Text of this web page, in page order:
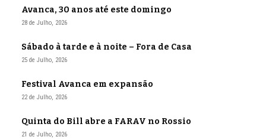
Avanca, 30 anos até este domingo
28 de Julho, 2026
Sábado à tarde e à noite – Fora de Casa
25 de Julho, 2026
Festival Avanca em expansão
22 de Julho, 2026
Quinta do Bill abre a FARAV no Rossio
21 de Julho, 2026